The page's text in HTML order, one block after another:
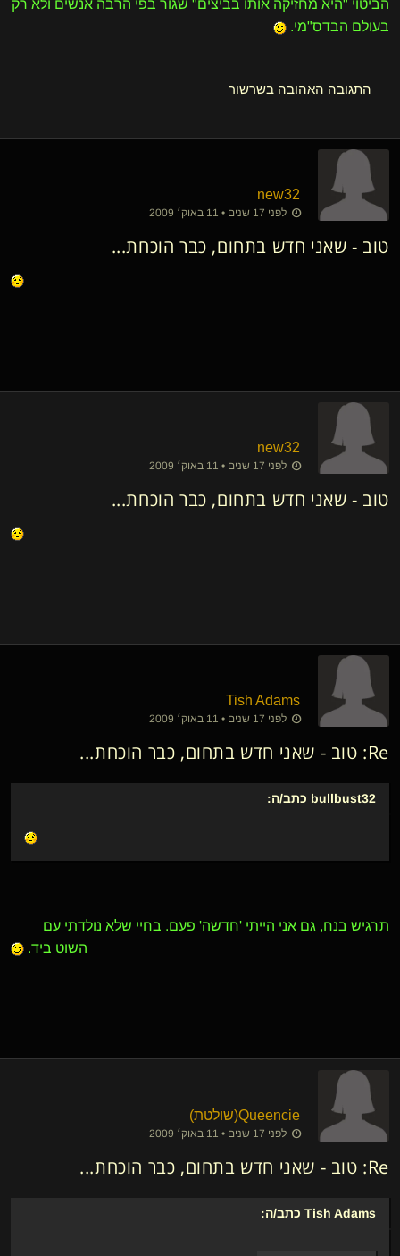
הביטוי "היא מחזיקה אותו בביצים" שגור בפי הרבה אנשים ולא רק
בעולם הבדס"מי.
התגובה האהובה בשרשור
new32
לפני 17 שנים • 11 באוק׳ 2009
טוב - שאני חדש בתחום, כבר הוכחת...
new32
לפני 17 שנים • 11 באוק׳ 2009
טוב - שאני חדש בתחום, כבר הוכחת...
Tish Adams
לפני 17 שנים • 11 באוק׳ 2009
Re: טוב - שאני חדש בתחום, כבר הוכחת...
bullbust32 כתב/ה:
תרגיש בנח, גם אני הייתי 'חדשה' פעם. בחיי שלא נולדתי עם
השוט ביד.
Queencie​(שולטת)
לפני 17 שנים • 11 באוק׳ 2009
Re: טוב - שאני חדש בתחום, כבר הוכחת...
Tish Adams כתב/ה: